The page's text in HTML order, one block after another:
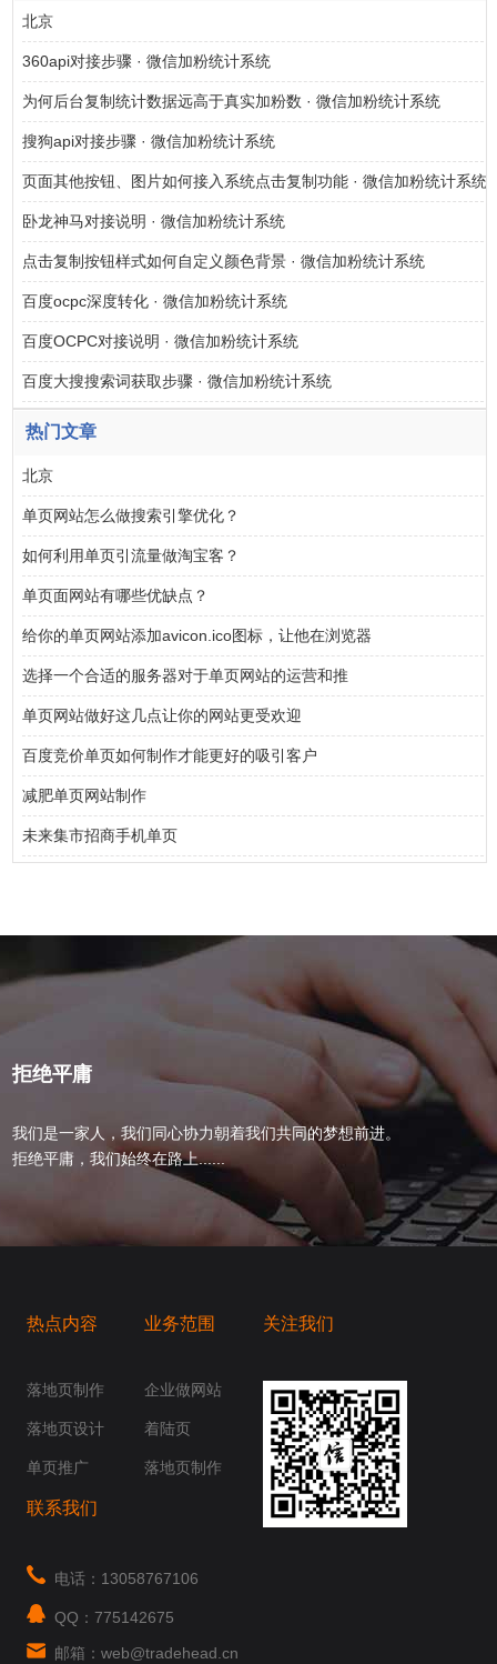
北京
360api对接步骤 · 微信加粉统计系统
为何后台复制统计数据远高于真实加粉数 · 微信加粉统计系统
搜狗api对接步骤 · 微信加粉统计系统
页面其他按钮、图片如何接入系统点击复制功能 · 微信加粉统计系统
卧龙神马对接说明 · 微信加粉统计系统
点击复制按钮样式如何自定义颜色背景 · 微信加粉统计系统
百度ocpc深度转化 · 微信加粉统计系统
百度OCPC对接说明 · 微信加粉统计系统
百度大搜搜索词获取步骤 · 微信加粉统计系统
热门文章
北京
单页网站怎么做搜索引擎优化？
如何利用单页引流量做淘宝客？
单页面网站有哪些优缺点？
给你的单页网站添加avicon.ico图标，让他在浏览器
选择一个合适的服务器对于单页网站的运营和推
单页网站做好这几点让你的网站更受欢迎
百度竞价单页如何制作才能更好的吸引客户
减肥单页网站制作
未来集市招商手机单页
拒绝平庸
我们是一家人，我们同心协力朝着我们共同的梦想前进。
拒绝平庸，我们始终在路上......
热点内容
落地页制作
落地页设计
单页推广
业务范围
企业做网站
着陆页
落地页制作
关注我们
联系我们
电话：13058767106
QQ：775142675
邮箱：web@tradehead.cn